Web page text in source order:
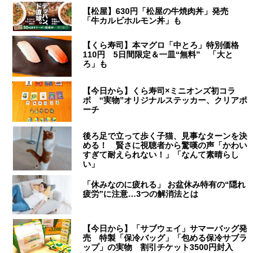
【松屋】630円「松屋の牛焼肉丼」発売
「牛カルビホルモン丼」も
【くら寿司】本マグロ「中とろ」特別価格
110円 5日間限定＆一皿“無料” 「大と
ろ」も
【今日から】くら寿司×ミニオンズ初コラ
ボ “実物”オリジナルステッカー、クリアポ
ーチ
後ろ足で立って歩く子猫、見事なターンを決
める！ 賢さに視聴者から驚嘆の声「かわい
すぎて耐えられない！」「なんて素晴らし
い」
「休みなのに疲れる」 お盆休み特有の“隠れ
疲労”に注意…3つの解消法とは
【今日から】「サブウェイ」サマーバッグ発
売 特製「保冷バッグ」「包める保冷サブラ
ップ」の実物 割引チケット3500円封入